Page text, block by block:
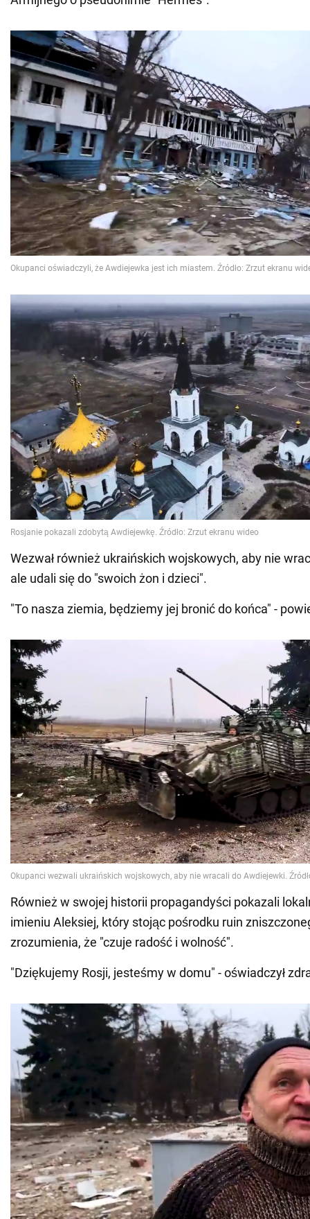
Wezwał również ukraińskich wojskowych, aby nie
ale udali się do "swoich żon i dzieci".
"To nasza ziemia, będziemy jej bronić do końca" -
Również w swojej historii propagandyści pokazali
imieniu Aleksiej, który stojąc pośrodku ruin
zrozumienia, że "czuje radość i wolność".
"Dziękujemy Rosji, jesteśmy w domu" - oświadczył